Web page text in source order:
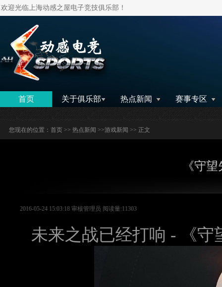
欢迎光临上海动感之屋电子竞技俱乐部！
首页 关于俱乐部 热点新闻 赛事专区
您现在的位置： 首页 >> 热点新闻 >>游戏新闻 >> 正文
《守
2016-05-24 15:03:18 审核管理员 阅读量:11303
未来之战已经打响 - 《